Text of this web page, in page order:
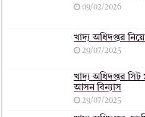
09/02/2026
খাদ্য অধিদপ্তর
29/07/2025
খাদ্য অধিদপ্তর সিট
আসন বিন্যাস
29/07/2025